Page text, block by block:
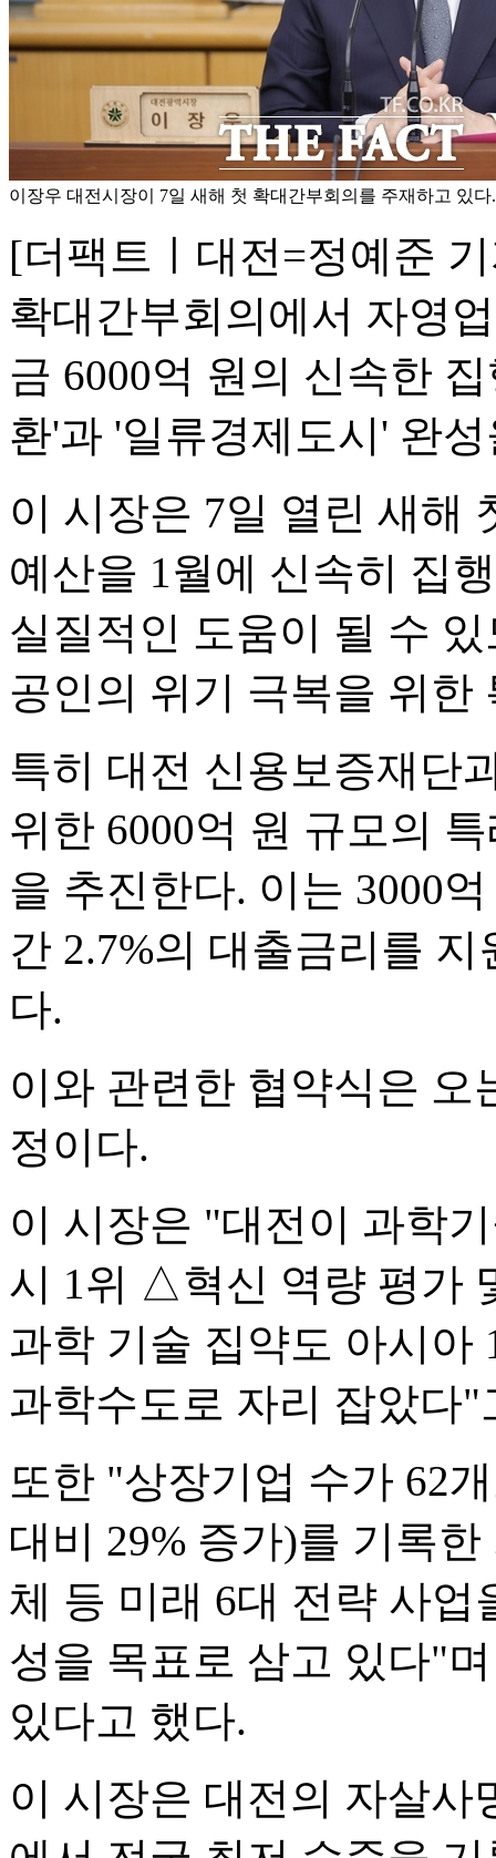
이장우 대전시장이 7일 새해 첫 확대간부회의를 주재하고 있다
[더팩트ㅣ대전=정예준
확대간부회의에서 자영
금 6000억 원의 신속한
환'과 '일류경제도시' 완
이 시장은 7일 열린 새해
예산을 1월에 신속히 집
실질적인 도움이 될 수
공인의 위기 극복을 위한
특히 대전 신용보증재단
위한 6000억 원 규모의
을 추진한다. 이는 3000
간 2.7%의 대출금리를
다.
이와 관련한 협약식은 오
정이다.
이 시장은 "대전이 과학
시 1위 △혁신 역량 평가
과학 기술 집약도 아시아
과학수도로 자리 잡았다"
또한 "상장기업 수가 62
대비 29% 증가)를 기록
체 등 미래 6대 전략 사업
성을 목표로 삼고 있다"
있다고 했다.
이 시장은 대전의 자살사